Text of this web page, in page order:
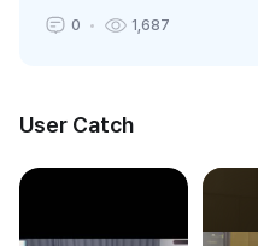
0 1,687
User Catch